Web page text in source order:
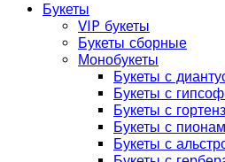
Букеты
VIP букеты
Букеты сборные
Монобукеты
Букеты с
Букеты с
Букеты с
Букеты с
Букеты с